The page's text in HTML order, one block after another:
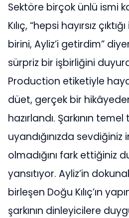
Sektöre birçok ünlü ismi
Kılıç, “hepsi hayırsız
birini, Ayliz’i getirdim”
sürpriz bir işbirliğini
Production etiketiyle
düet, gerçek bir
hazırlandı. Şarkının temel
uyandığınızda sevdiğiniz
olmadığını fark ettiğiniz
yansıtıyor. Ayliz’in
birleşen Doğu Kılıç’ın
şarkının dinleyicilere